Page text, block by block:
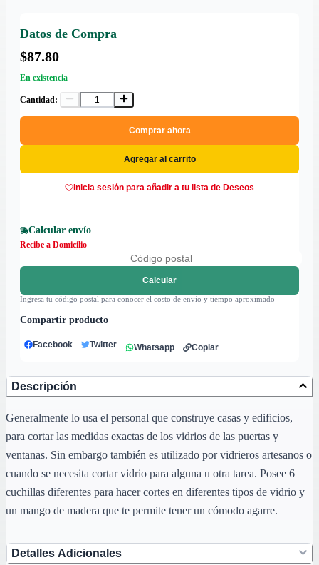
Datos de Compra
$87.80
En existencia
Cantidad:
Comprar ahora
Agregar al carrito
Inicia sesión para añadir a tu lista de Deseos
Calcular envío
Recibe a Domicilio
Calcular
Ingresa tu código postal para conocer el costo de envío y tiempo aproximado
Compartir producto
Facebook Twitter Whatsapp Copiar
Descripción
Generalmente lo usa el personal que construye casas y edificios,
para cortar las medidas exactas de los vidrios de las puertas y
ventanas. Sin embargo también es utilizado por vidrieros artesanos o
cuando se necesita cortar vidrio para alguna u otra tarea. Posee 6
cuchillas diferentes para hacer cortes en diferentes tipos de vidrio y
un mango de madera que te permite tener un cómodo agarre.
Detalles Adicionales